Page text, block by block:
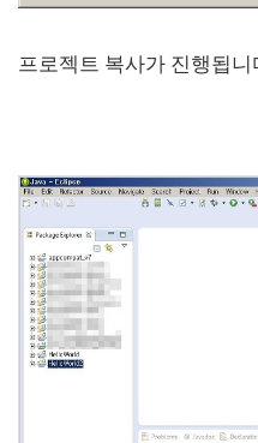
프로젝트 복사가 진행됩니